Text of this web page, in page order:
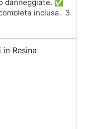
danneggiate. ✅
inclusa, 3
della superficie
✅ Risultati
resistente ai
o satinata. ✅